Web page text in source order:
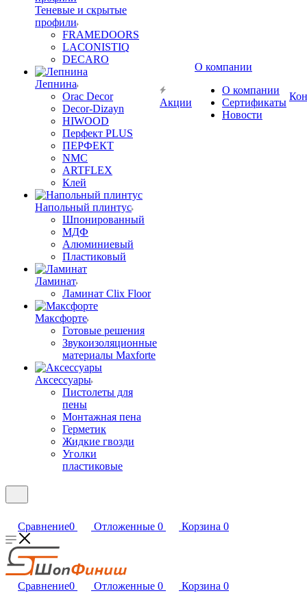
Теневые и скрытые
профили
FRAMEDOORS
LACONISTIQ
DECARO
Лепнина
Orac Decor
Decor-Dizayn
HIWOOD
Перфект PLUS
ПЕРФЕКТ
NMC
ARTFLEX
Клей
Напольный плинтус
Шпонированный
МДФ
Алюминиевый
Пластиковый
Ламинат
Ламинат Clix Floor
Максфорте
Готовые решения
Звукоизоляционные
материалы Maxforte
Аксессуары
Пистолеты для
пены
Монтажная пена
Герметик
Жидкие гвозди
Уголки
пластиковые
Акции
О компании
О компании
Сертификаты
Новости
Сравнение0 Отложенные 0 Корзина 0
Сравнение0 Отложенные 0 Корзина 0